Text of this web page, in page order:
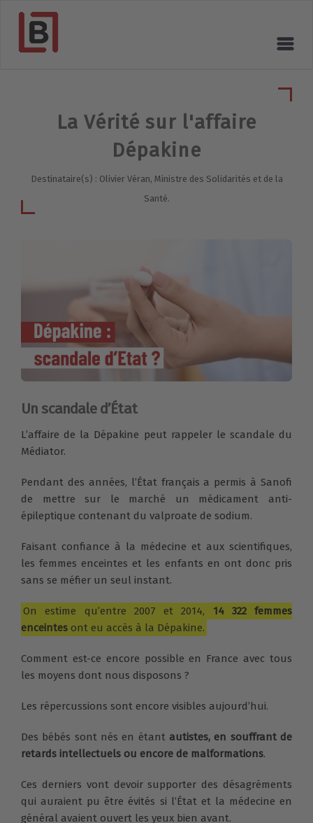
La Vérité sur l'affaire
Dépakine
Destinataire(s) : Olivier Véran, Ministre des Solidarités et de la
Santé.
Un scandale d’État
L’affaire de la Dépakine peut rappeler le scandale du
Médiator.
Pendant des années, l’État français a permis à Sanofi
de mettre sur le marché un médicament anti-
épileptique contenant du valproate de sodium.
Faisant confiance à la médecine et aux scientifiques,
les femmes enceintes et les enfants en ont donc pris
sans se méfier un seul instant.
On estime qu’entre 2007 et 2014, 14 322 femmes
enceintes ont eu accès à la Dépakine.
Comment est-ce encore possible en France avec tous
les moyens dont nous disposons ?
Les répercussions sont encore visibles aujourd’hui.
Des bébés sont nés en étant autistes, en souffrant de
retards intellectuels ou encore de malformations.
Ces derniers vont devoir supporter des désagréments
qui auraient pu être évités si l’État et la médecine en
général avaient ouvert les yeux bien avant.